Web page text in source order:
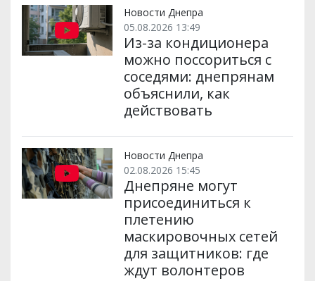
Новости Днепра
05.08.2026 13:49
Из-за кондиционера
можно поссориться с
соседями: днепрянам
объяснили, как
действовать
Новости Днепра
02.08.2026 15:45
Днепряне могут
присоединиться к
плетению
маскировочных сетей
для защитников: где
ждут волонтеров